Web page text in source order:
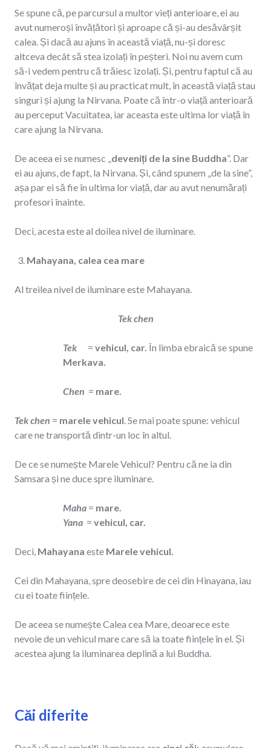
Se spune că, pe parcursul a multor vieți anterioare, ei au
avut numeroși învățători și aproape că și-au desăvârșit
calea. Și dacă au ajuns în această viață, nu-și doresc
altceva decât să stea izolați în peșteri. Noi nu avem cum
să-i vedem pentru că trăiesc izolați. Și, pentru faptul că au
învățat deja multe și au practicat mult, în această viață stau
singuri și ajung la Nirvana. Poate că într-o viață anterioară
au perceput Vacuitatea, iar aceasta este ultima lor viață în
care ajung la Nirvana.
De aceea ei se numesc „deveniți de la sine Buddha”. Dar
ei au ajuns, de fapt, la Nirvana. Și, când spunem „de la sine”,
așa par ei să fie în ultima lor viață, dar au avut nenumărați
profesori înainte.
Deci, acesta este al doilea nivel de iluminare.
Mahayana, calea cea mare
Al treilea nivel de iluminare este Mahayana.
Tek chen
Tek = vehicul, car. În limba ebraică se spune
Merkava.
Chen = mare.
Tek chen = marele vehicul. Se mai poate spune: vehicul
care ne transportă dintr-un loc în altul.
De ce se numește Marele Vehicul? Pentru că ne ia din
Samsara și ne duce spre iluminare.
Maha = mare.
Yana = vehicul, car.
Deci, Mahayana este Marele vehicul.
Cei din Mahayana, spre deosebire de cei din Hinayana, iau
cu ei toate ființele.
De aceea se numește Calea cea Mare, deoarece este
nevoie de un vehicul mare care să ia toate ființele în el. Și
acestea ajung la iluminarea deplină a lui Buddha.
Căi diferite